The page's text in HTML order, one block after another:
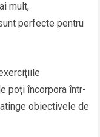
mult,
perfecte pentru
poți încorpora într-
obiectivele de